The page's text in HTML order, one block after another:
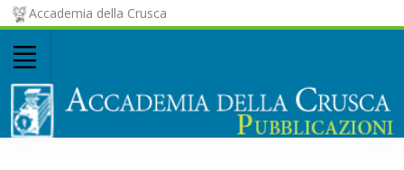
Accademia della Crusca